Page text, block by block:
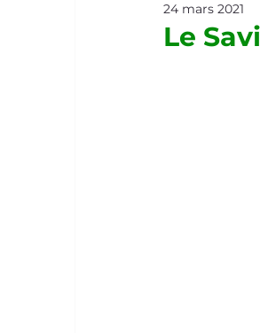
Le Saviez-Vous ?
Le
24 mars 2021